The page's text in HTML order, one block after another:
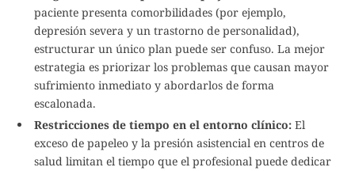
paciente presenta comorbilidades (por ejemplo,
depresión severa y un trastorno de personalidad),
estructurar un único plan puede ser confuso. La mejor
estrategia es priorizar los problemas que causan mayor
sufrimiento inmediato y abordarlos de forma
escalonada.
Restricciones de tiempo en el entorno clínico: El
exceso de papeleo y la presión asistencial en centros de
salud limitan el tiempo que el profesional puede dedicar